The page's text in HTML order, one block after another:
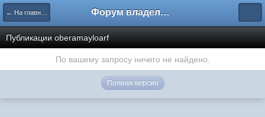
← На главную Форум владельцев интернет-магазинов
Публикации oberamayloarf
По вашему запросу ничего не найдено.
Полная версия